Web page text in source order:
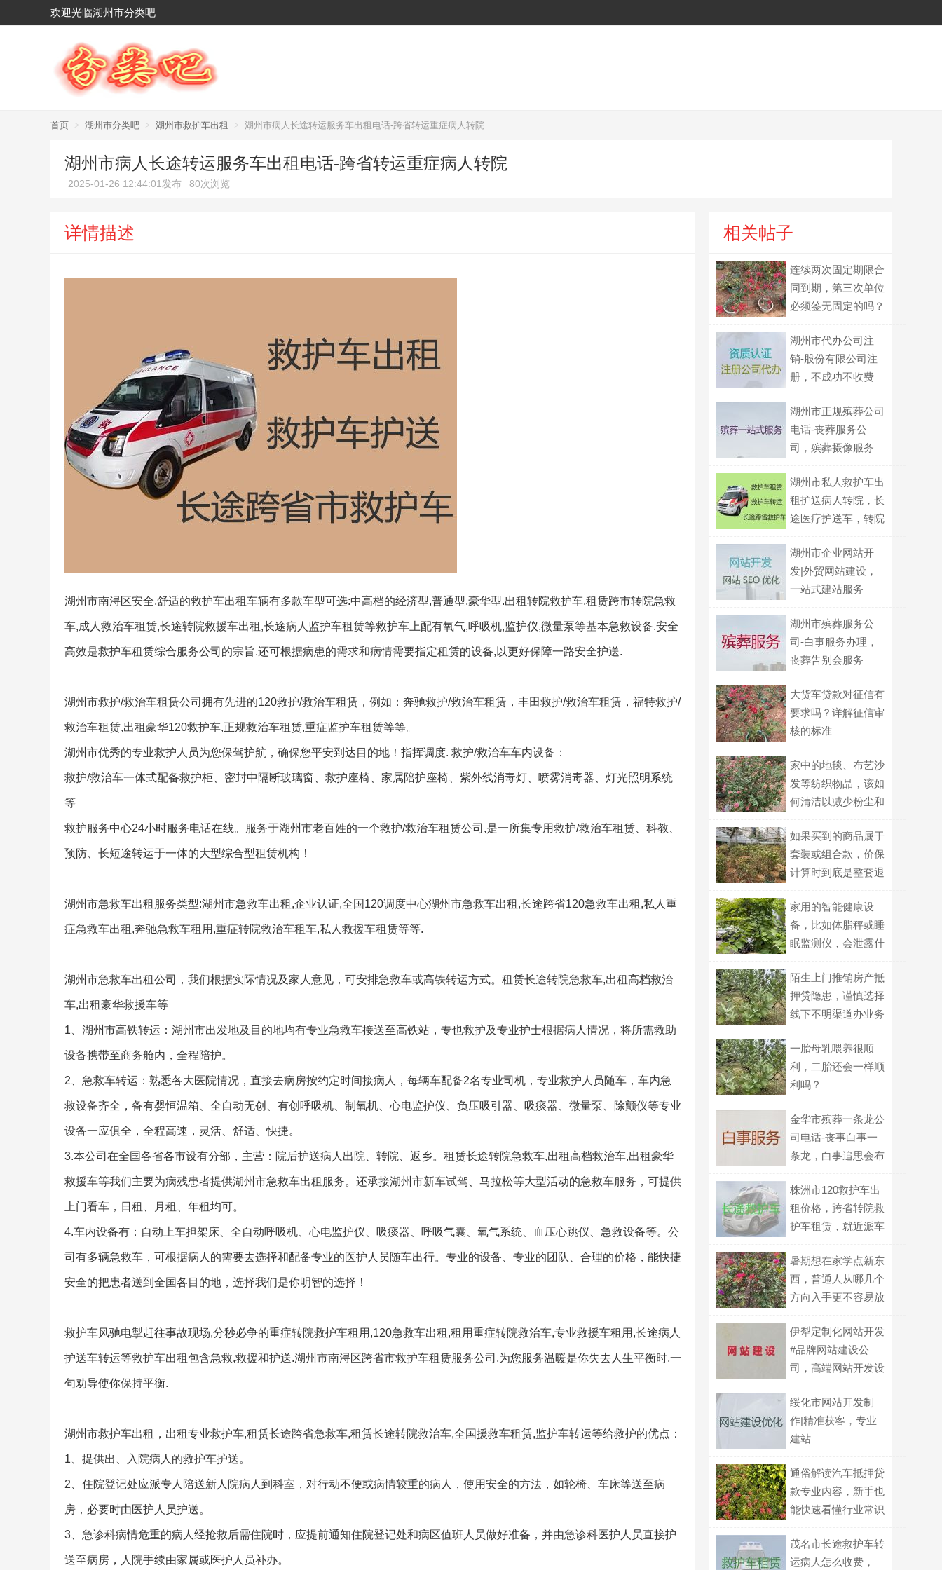
欢迎光临湖州市分类吧
首页 > 湖州市分类吧 > 湖州市救护车出租 > 湖州市病人长途转运服务车出租电话-跨省转运重症病人转院
湖州市病人长途转运服务车出租电话-跨省转运重症病人转院
2025-01-26 12:44:01发布 80次浏览
详情描述
湖州市南浔区安全,舒适的救护车出租车辆有多款车型可选:中高档的经济型,普通型,豪华型.出租转院救护车,租赁跨市转院急救
车,成人救治车租赁,长途转院救援车出租,长途病人监护车租赁等救护车上配有氧气,呼吸机,监护仪,微量泵等基本急救设备.安全
高效是救护车租赁综合服务公司的宗旨.还可根据病患的需求和病情需要指定租赁的设备,以更好保障一路安全护送.
湖州市救护/救治车租赁公司拥有先进的120救护/救治车租赁，例如：奔驰救护/救治车租赁，丰田救护/救治车租赁，福特救护/
救治车租赁,出租豪华120救护车,正规救治车租赁,重症监护车租赁等等。
湖州市优秀的专业救护人员为您保驾护航，确保您平安到达目的地！指挥调度. 救护/救治车车内设备：
救护/救治车一体式配备救护柜、密封中隔断玻璃窗、救护座椅、家属陪护座椅、紫外线消毒灯、喷雾消毒器、灯光照明系统
等
救护服务中心24小时服务电话在线。服务于湖州市老百姓的一个救护/救治车租赁公司,是一所集专用救护/救治车租赁、科教、
预防、长短途转运于一体的大型综合型租赁机构！
湖州市急救车出租服务类型:湖州市急救车出租,企业认证,全国120调度中心湖州市急救车出租,长途跨省120急救车出租,私人重
症急救车出租,奔驰急救车租用,重症转院救治车租车,私人救援车租赁等等.
湖州市急救车出租公司，我们根据实际情况及家人意见，可安排急救车或高铁转运方式。租赁长途转院急救车,出租高档救治
车,出租豪华救援车等
1、湖州市高铁转运：湖州市出发地及目的地均有专业急救车接送至高铁站，专也救护及专业护士根据病人情况，将所需救助
设备携带至商务舱内，全程陪护。
2、急救车转运：熟悉各大医院情况，直接去病房按约定时间接病人，每辆车配备2名专业司机，专业救护人员随车，车内急
救设备齐全，备有婴恒温箱、全自动无创、有创呼吸机、制氧机、心电监护仪、负压吸引器、吸痰器、微量泵、除颤仪等专业
设备一应俱全，全程高速，灵活、舒适、快捷。
3.本公司在全国各省各市设有分部，主营：院后护送病人出院、转院、返乡。租赁长途转院急救车,出租高档救治车,出租豪华
救援车等我们主要为病残患者提供湖州市急救车出租服务。还承接湖州市新车试驾、马拉松等大型活动的急救车服务，可提供
上门看车，日租、月租、年租均可。
4.车内设备有：自动上车担架床、全自动呼吸机、心电监护仪、吸痰器、呼吸气囊、氧气系统、血压心跳仪、急救设备等。公
司有多辆急救车，可根据病人的需要去选择和配备专业的医护人员随车出行。专业的设备、专业的团队、合理的价格，能快捷
安全的把患者送到全国各目的地，选择我们是你明智的选择！
救护车风驰电掣赶往事故现场,分秒必争的重症转院救护车租用,120急救车出租,租用重症转院救治车,专业救援车租用,长途病人
护送车转运等救护车出租包含急救,救援和护送.湖州市南浔区跨省市救护车租赁服务公司,为您服务温暖是你失去人生平衡时,一
句劝导使你保持平衡.
湖州市救护车出租，出租专业救护车,租赁长途跨省急救车,租赁长途转院救治车,全国援救车租赁,监护车转运等给救护的优点：
1、提供出、入院病人的救护车护送。
2、住院登记处应派专人陪送新人院病人到科室，对行动不便或病情较重的病人，使用安全的方法，如轮椅、车床等送至病
房，必要时由医护人员护送。
3、急诊科病情危重的病人经抢救后需住院时，应提前通知住院登记处和病区值班人员做好准备，并由急诊科医护人员直接护
送至病房，人院手续由家属或医护人员补办。
相关帖子
连续两次固定期限合
同到期，第三次单位
必须签无固定的吗？
湖州市代办公司注
销-股份有限公司注
册，不成功不收费
湖州市正规殡葬公司
电话-丧葬服务公
司，殡葬摄像服务
湖州市私人救护车出
租护送病人转院，长
途医疗护送车，转院
湖州市企业网站开
发|外贸网站建设，
一站式建站服务
湖州市殡葬服务公
司-白事服务办理，
丧葬告别会服务
大货车贷款对征信有
要求吗？详解征信审
核的标准
家中的地毯、布艺沙
发等纺织物品，该如
何清洁以减少粉尘和
如果买到的商品属于
套装或组合款，价保
计算时到底是整套退
个比价？
家用的智能健康设
备，比如体脂秤或睡
眠监测仪，会泄露什
陌生上门推销房产抵
押贷隐患，谨慎选择
线下不明渠道办业务
一胎母乳喂养很顺
利，二胎还会一样顺
利吗？
金华市殡葬一条龙公
司电话-丧事白事一
条龙，白事追思会布
株洲市120救护车出
租价格，跨省转院救
护车租赁，就近派车
暑期想在家学点新东
西，普通人从哪几个
方向入手更不容易放
伊犁定制化网站开发
#品牌网站建设公
司，高端网站开发设
绥化市网站开发制
作|精准获客，专业
建站
通俗解读汽车抵押贷
款专业内容，新手也
能快速看懂行业常识
茂名市长途救护车转
运病人怎么收费，